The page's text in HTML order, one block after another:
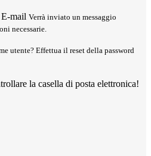
E-mail Verrà inviato un messaggio
necessarie.
utente? Effettua il reset della password
la casella di posta elettronica!